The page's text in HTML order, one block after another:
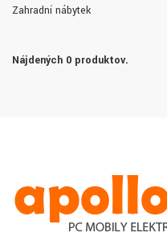
Zahradní nábytek
Nájdených 0 produktov.